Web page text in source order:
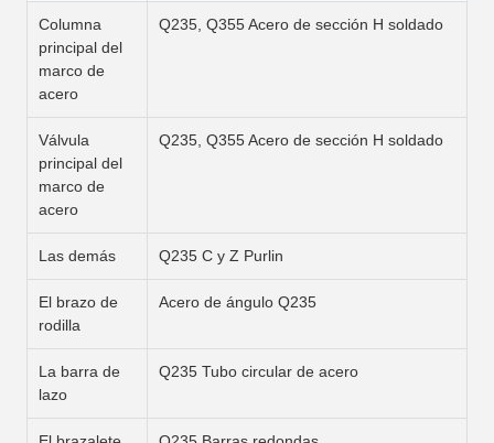
Columna
principal del
marco de
acero
Q235, Q355 Acero de sección H soldado
Válvula
principal del
marco de
acero
Q235, Q355 Acero de sección H soldado
Las demás Q235 C y Z Purlin
El brazo de
rodilla
Acero de ángulo Q235
La barra de
lazo
Q235 Tubo circular de acero